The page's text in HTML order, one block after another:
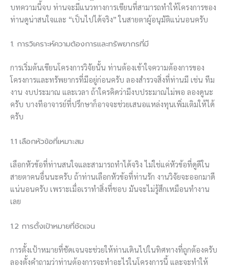
บทความนี้จบ ท่านจะมีแนวทางการเขียนที่สามารถทำให้โครงการของ
ท่านดูน่าสนใจและ “เป็นไปได้จริง” ในสายตาผู้อนุมัติแน่นอนครับ
1. การวิเคราะห์ความต้องการและทรัพยากรที่มี
การเริ่มต้นเขียนโครงการวิจัยนั้น ท่านต้องเข้าใจความต้องการของ
โครงการและทรัพยากรที่มีอยู่ก่อนครับ ลองสำรวจสิ่งที่ท่านมี เช่น ทีม
งาน งบประมาณ และเวลา ถ้าใครคิดว่ามีงบประมาณไม่พอ ลองดูนะ
ครับ บางทีอาจารย์ที่ปรึกษาก็อาจจะช่วยเสนอแหล่งทุนเพิ่มเติมให้ได้
ครับ
1.1 เลือกหัวข้อที่เหมาะสม
เลือกหัวข้อที่ท่านสนใจและสามารถทำได้จริง ไม่ใช่แค่หัวข้อที่ดูดีใน
สายตาคนอื่นนะครับ ถ้าท่านเลือกหัวข้อที่ท่านรัก งานวิจัยจะออกมาดี
แน่นอนครับ เพราะเมื่อเราทำสิ่งที่ชอบ มันจะไม่รู้สึกเหมือนทำงาน
เลย
1.2 การตั้งเป้าหมายที่ชัดเจน
การตั้งเป้าหมายที่ชัดเจนจะช่วยให้ท่านเดินไปในทิศทางที่ถูกต้องครับ
ลองตั้งคำถามว่าท่านต้องการจะทำอะไรในโครงการนี้ และจะทำให้